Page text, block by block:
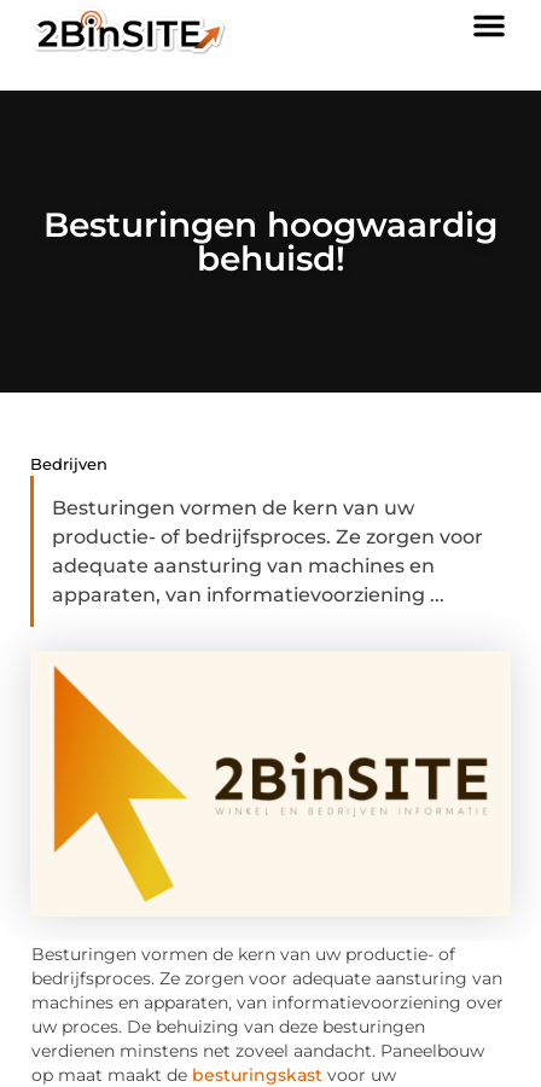
Besturingen hoogwaardig
behuisd!
Bedrijven
Besturingen vormen de kern van uw
productie- of bedrijfsproces. Ze zorgen voor
adequate aansturing van machines en
apparaten, van informatievoorziening ...
Besturingen vormen de kern van uw productie- of
bedrijfsproces. Ze zorgen voor adequate aansturing van
machines en apparaten, van informatievoorziening over
uw proces. De behuizing van deze besturingen
verdienen minstens net zoveel aandacht. Paneelbouw
op maat maakt de besturingskast voor uw